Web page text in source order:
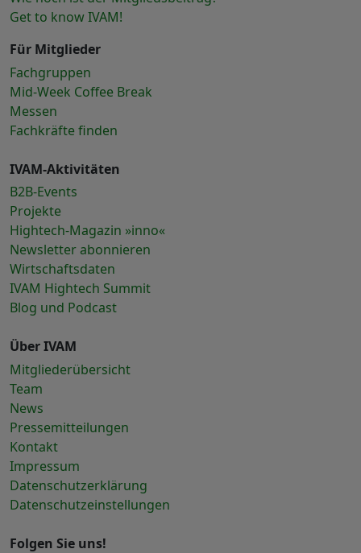
Get to know IVAM!
Für Mitglieder
Fachgruppen
Mid-Week Coffee Break
Messen
Fachkräfte finden
IVAM-Aktivitäten
B2B-Events
Projekte
Hightech-Magazin »inno«
Newsletter abonnieren
Wirtschaftsdaten
IVAM Hightech Summit
Blog und Podcast
Über IVAM
Mitgliederübersicht
Team
News
Pressemitteilungen
Kontakt
Impressum
Datenschutzerklärung
Datenschutzeinstellungen
Folgen Sie uns!